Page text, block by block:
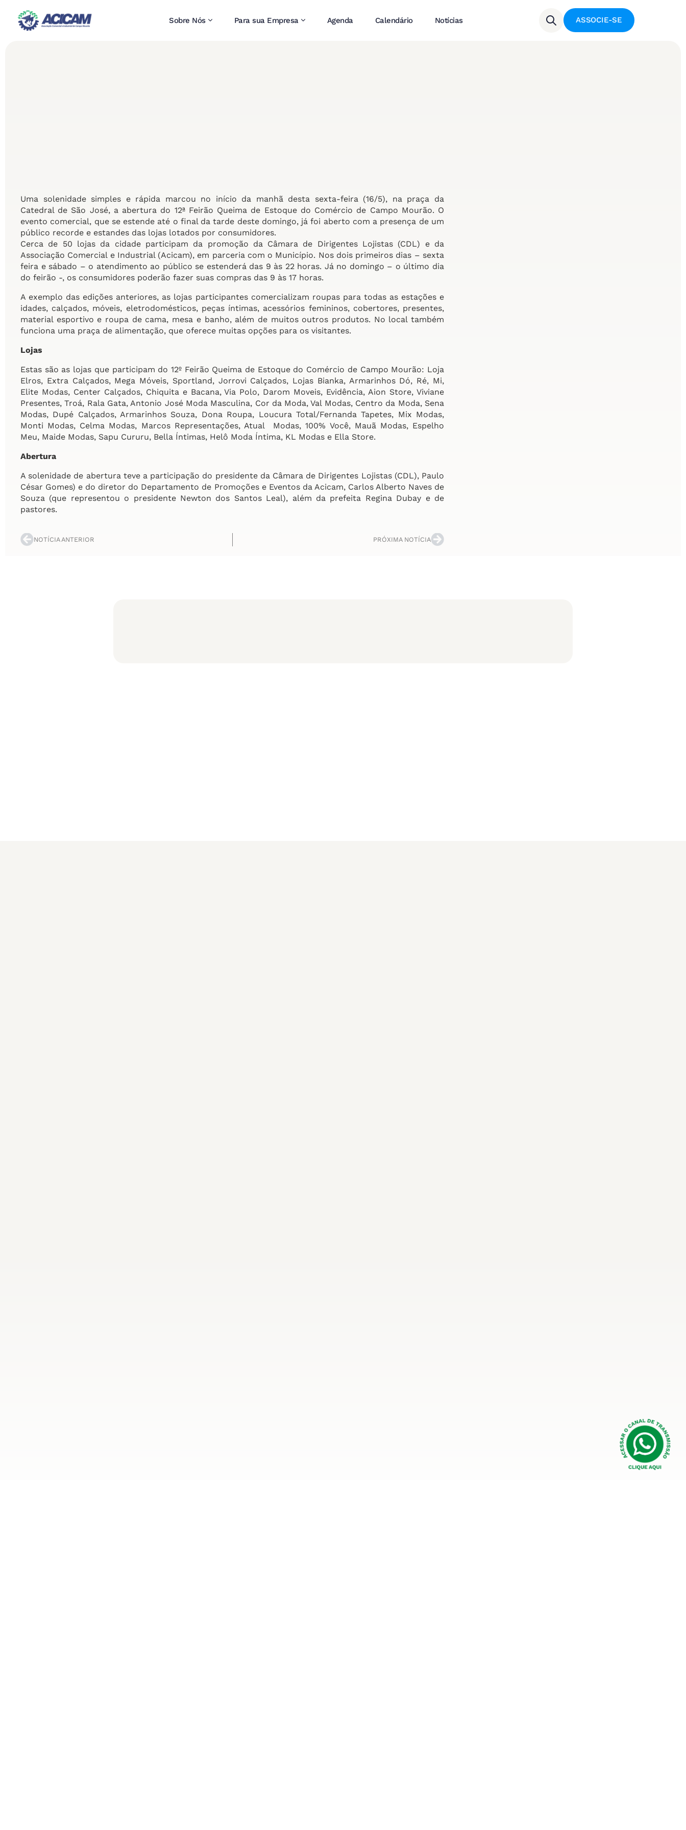
Sobre Nós Para sua Empresa Agenda Calendário Notícias ASSOCIE-SE
Uma solenidade simples e rápida marcou no início da manhã desta sexta-feira (16/5), na praça da
Catedral de São José, a abertura do 12ª Feirão Queima de Estoque do Comércio de Campo Mourão. O
evento comercial, que se estende até o final da tarde deste domingo, já foi aberto com a presença de um
público recorde e estandes das lojas lotados por consumidores.
Cerca de 50 lojas da cidade participam da promoção da Câmara de Dirigentes Lojistas (CDL) e da
Associação Comercial e Industrial (Acicam), em parceria com o Município. Nos dois primeiros dias – sexta
feira e sábado – o atendimento ao público se estenderá das 9 às 22 horas. Já no domingo – o último dia
do feirão -, os consumidores poderão fazer suas compras das 9 às 17 horas.
A exemplo das edições anteriores, as lojas participantes comercializam roupas para todas as estações e
idades, calçados, móveis, eletrodomésticos, peças íntimas, acessórios femininos, cobertores, presentes,
material esportivo e roupa de cama, mesa e banho, além de muitos outros produtos. No local também
funciona uma praça de alimentação, que oferece muitas opções para os visitantes.
Lojas
Estas são as lojas que participam do 12º Feirão Queima de Estoque do Comércio de Campo Mourão: Loja
Elros, Extra Calçados, Mega Móveis, Sportland, Jorrovi Calçados, Lojas Bianka, Armarinhos Dó, Ré, Mi,
Elite Modas, Center Calçados, Chiquita e Bacana, Via Polo, Darom Moveis, Evidência, Aion Store, Viviane
Presentes, Troá, Rala Gata, Antonio José Moda Masculina, Cor da Moda, Val Modas, Centro da Moda, Sena
Modas, Dupé Calçados, Armarinhos Souza, Dona Roupa, Loucura Total/Fernanda Tapetes, Mix Modas,
Monti Modas, Celma Modas, Marcos Representações, Atual Modas, 100% Você, Mauã Modas, Espelho
Meu, Maide Modas, Sapu Cururu, Bella Íntimas, Helô Moda Íntima, KL Modas e Ella Store.
Abertura
A solenidade de abertura teve a participação do presidente da Câmara de Dirigentes Lojistas (CDL), Paulo
César Gomes) e do diretor do Departamento de Promoções e Eventos da Acicam, Carlos Alberto Naves de
Souza (que representou o presidente Newton dos Santos Leal), além da prefeita Regina Dubay e de
pastores.
NOTÍCIA ANTERIOR PRÓXIMA NOTÍCIA